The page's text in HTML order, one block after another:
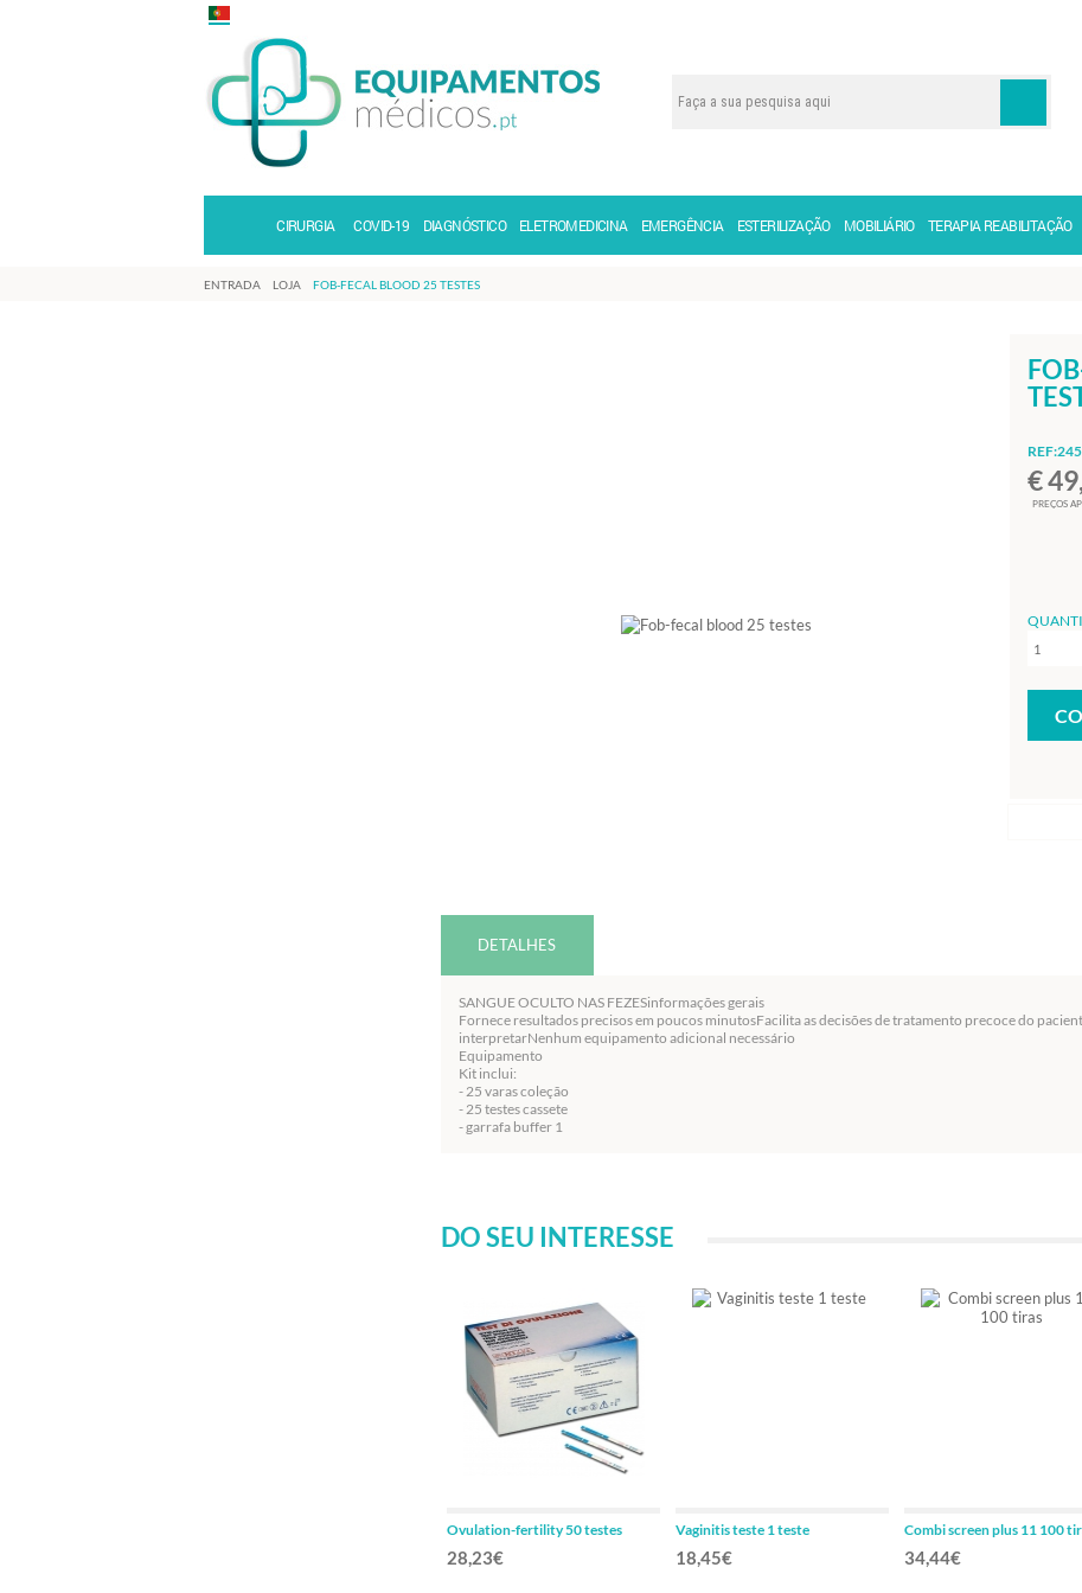
CIRURGIA COVID-19 DIAGNÓSTICO ELETROMEDICINA EMERGÊNCIA ESTERILIZAÇÃO MOBILIÁRIO TERAPIA REABILITAÇÃO
ENTRADA LOJA FOB-FECAL BLOOD 25 TESTES
€
PREÇOS
DETALHES
SANGUE OCULTO NAS FEZESinformações gerais
Fornece resultados precisos em poucos minutosFacilita as decisões de tratamento precoce do
interpretarNenhum equipamento adicional necessário
Equipamento
Kit inclui:
- 25 varas coleção
- 25 testes cassete
- garrafa buffer 1
DO SEU INTERESSE
Ovulation-fertility 50 testes
28,23€
Vaginitis teste 1 teste
18,45€
Combi screen plus 11 100
34,44€